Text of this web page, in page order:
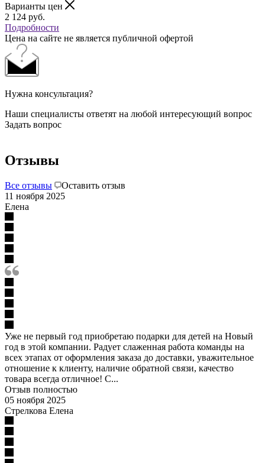
Варианты цен
2 124 руб.
Подробности
Цена на сайте не является публичной офертой
Нужна консультация?
Наши специалисты ответят на любой интересующий вопрос
Задать вопрос
Отзывы
Все отзывы
Оставить отзыв
11 ноября 2025
Елена
Уже не первый год приобретаю подарки для детей на Новый
год в этой компании. Радует слаженная работа команды на
всех этапах от оформления заказа до доставки, уважительное
отношение к клиенту, наличие обратной связи, качество
товара всегда отличное! С...
Отзыв полностью
05 ноября 2025
Стрелкова Елена